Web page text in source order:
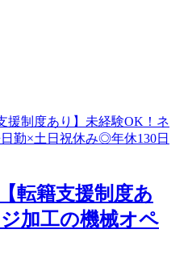
転籍支援制度あ
加工の機械オペ